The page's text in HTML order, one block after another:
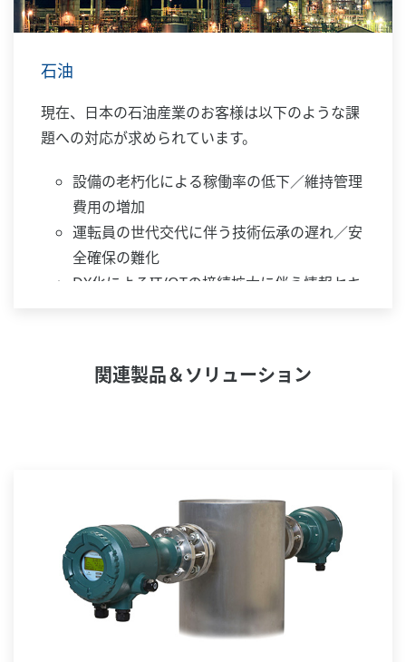
石油
現在、日本の石油産業のお客様は以下のような課
題への対応が求められています。
設備の老朽化による稼働率の低下／維持管理
費用の増加
運転員の世代交代に伴う技術伝承の遅れ／安
全確保の難化
DX化によるIT/OTの接続拡大に伴う情報セキ
ションを提供してきました。
関連製品＆ソリューション